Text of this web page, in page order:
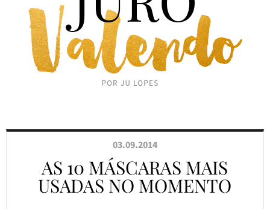
03.09.2014
AS 10 MÁSCARAS MAIS
USADAS NO MOMENTO